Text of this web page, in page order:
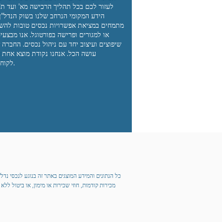
לעזור לכם בכל תהליך הרכישה מא' ועד
הידע המקומי הנרחב שלנו בשוק
מתמחים במציאת אפשרויות נכסים טובות
או למגורים ופרישה בפורטוגל. אנו
שיפוצים ועיצוב יחד עם ניהול נכסים. החברה
עושה הכל. אנחנו נקודת מוצא אחת
לקוחותינו.
כל הנתונים והמידע המוצגים באתר זה בנוגע לנכסי
מכירות קודמות, חוזי שכירות או מימון, או ביטול